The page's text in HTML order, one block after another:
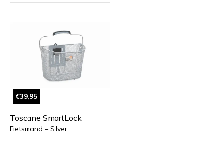
€39,95
Toscane SmartLock
Fietsmand – Silver